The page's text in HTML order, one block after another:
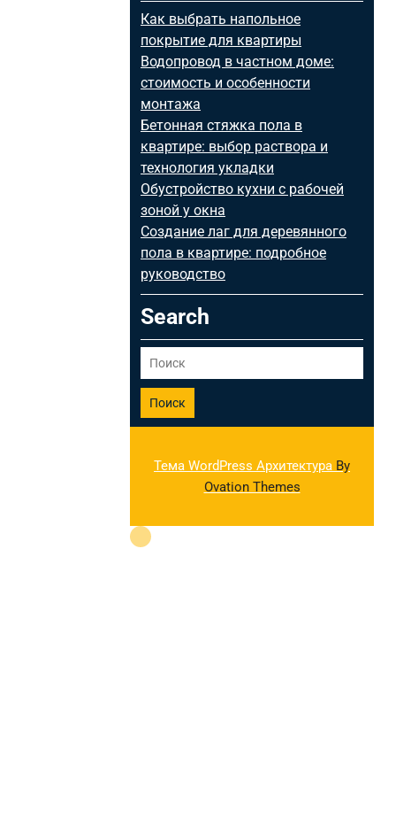
Как выбрать напольное
покрытие для квартиры
Водопровод в частном доме:
стоимость и особенности
монтажа
Бетонная стяжка пола в
квартире: выбор раствора и
технология укладки
Обустройство кухни с рабочей
зоной у окна
Создание лаг для деревянного
пола в квартире: подробное
руководство
Search
Поиск
Тема WordPress Архитектура By
Ovation Themes